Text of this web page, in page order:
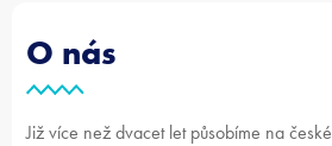
O nás
Již více než dvacet let působíme na